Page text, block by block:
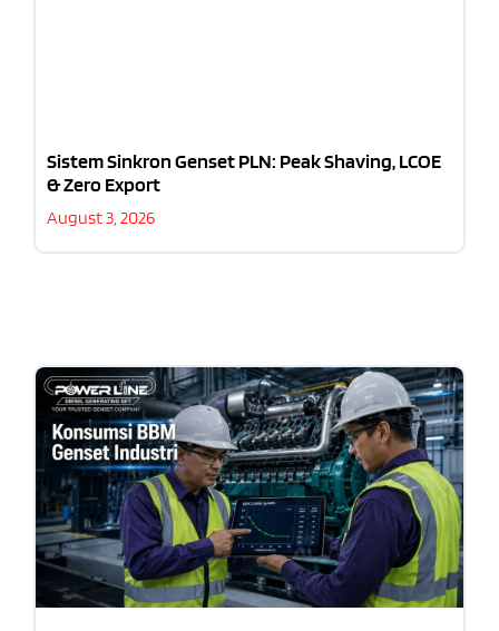
Sistem Sinkron Genset PLN: Peak Shaving, LCOE
& Zero Export
August 3, 2026